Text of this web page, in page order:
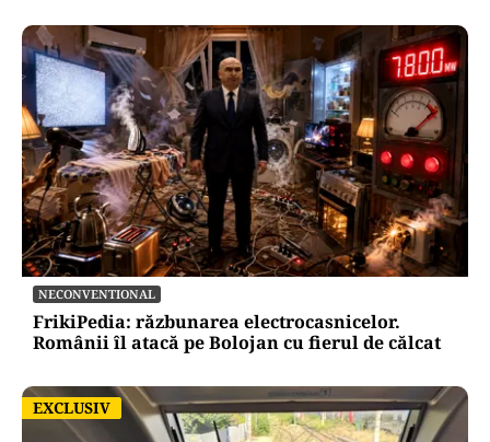
NECONVENTIONAL
FrikiPedia: răzbunarea electrocasnicelor.
Românii îl atacă pe Bolojan cu fierul de călcat
EXCLUSIV
EXCLUSIV